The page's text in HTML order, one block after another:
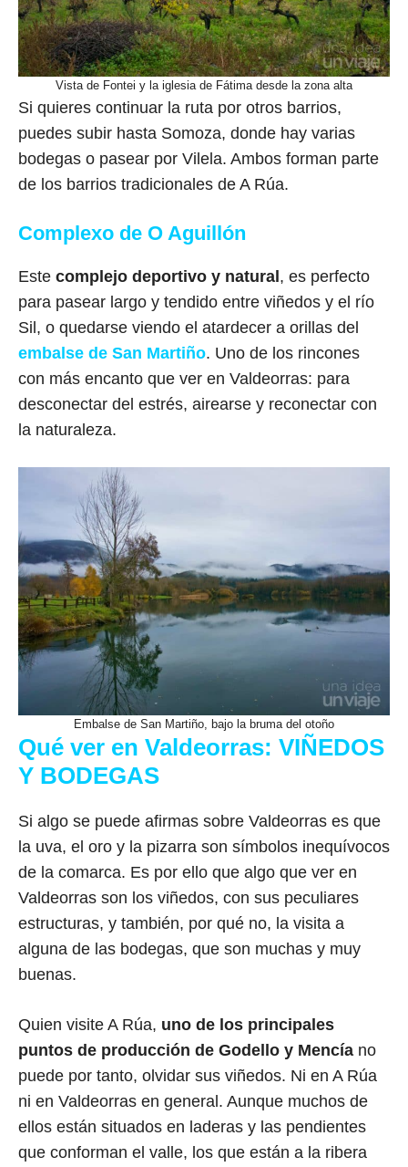
Vista de Fontei y la iglesia de Fátima desde la zona alta
Si quieres continuar la ruta por otros barrios,
puedes subir hasta Somoza, donde hay varias
bodegas o pasear por Vilela. Ambos forman parte
de los barrios tradicionales de A Rúa.
Complexo de O Aguillón
Este complejo deportivo y natural, es perfecto
para pasear largo y tendido entre viñedos y el río
Sil, o quedarse viendo el atardecer a orillas del
embalse de San Martiño. Uno de los rincones
con más encanto que ver en Valdeorras: para
desconectar del estrés, airearse y reconectar con
la naturaleza.
Embalse de San Martiño, bajo la bruma del otoño
Qué ver en Valdeorras: VIÑEDOS
Y BODEGAS
Si algo se puede afirmas sobre Valdeorras es que
la uva, el oro y la pizarra son símbolos inequívocos
de la comarca. Es por ello que algo que ver en
Valdeorras son los viñedos, con sus peculiares
estructuras, y también, por qué no, la visita a
alguna de las bodegas, que son muchas y muy
buenas.
Quien visite A Rúa, uno de los principales
puntos de producción de Godello y Mencía no
puede por tanto, olvidar sus viñedos. Ni en A Rúa
ni en Valdeorras en general. Aunque muchos de
ellos están situados en laderas y las pendientes
que conforman el valle, los que están a la ribera